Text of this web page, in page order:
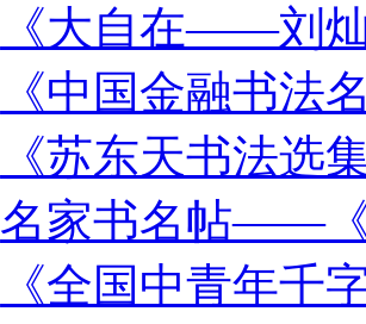
《大自在——刘
《中国金融书法
《苏东天书法选
名家书名帖——
《全国中青年千